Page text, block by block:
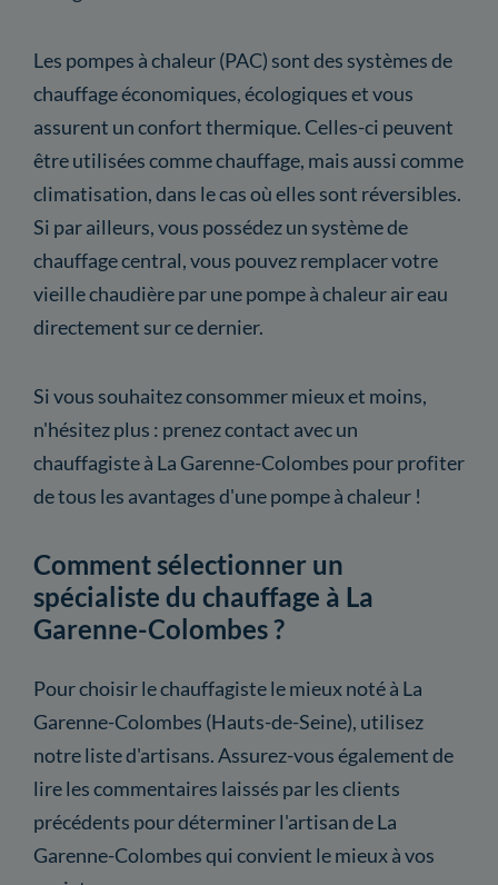
Les pompes à chaleur (PAC) sont des systèmes de
chauffage économiques, écologiques et vous
assurent un confort thermique. Celles-ci peuvent
être utilisées comme chauffage, mais aussi comme
climatisation, dans le cas où elles sont réversibles.
Si par ailleurs, vous possédez un système de
chauffage central, vous pouvez remplacer votre
vieille chaudière par une pompe à chaleur air eau
directement sur ce dernier.
Si vous souhaitez consommer mieux et moins,
n'hésitez plus : prenez contact avec un
chauffagiste à La Garenne-Colombes pour profiter
de tous les avantages d'une pompe à chaleur !
Comment sélectionner un
spécialiste du chauffage à La
Garenne-Colombes ?
Pour choisir le chauffagiste le mieux noté à La
Garenne-Colombes (Hauts-de-Seine), utilisez
notre liste d'artisans. Assurez-vous également de
lire les commentaires laissés par les clients
précédents pour déterminer l'artisan de La
Garenne-Colombes qui convient le mieux à vos